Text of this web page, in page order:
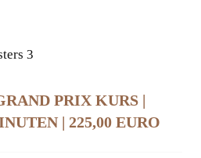
PRIX KURS |
| 225,00 EURO